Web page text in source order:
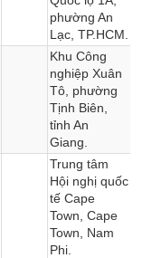
phường An
Lạc, TP.HCM.
Khu Công
nghiệp Xuân
Tô, phường
Tịnh Biên,
tỉnh An
Giang.
Trung tâm
Hội nghị quốc
tế Cape
Town, Cape
Town, Nam
Phi.